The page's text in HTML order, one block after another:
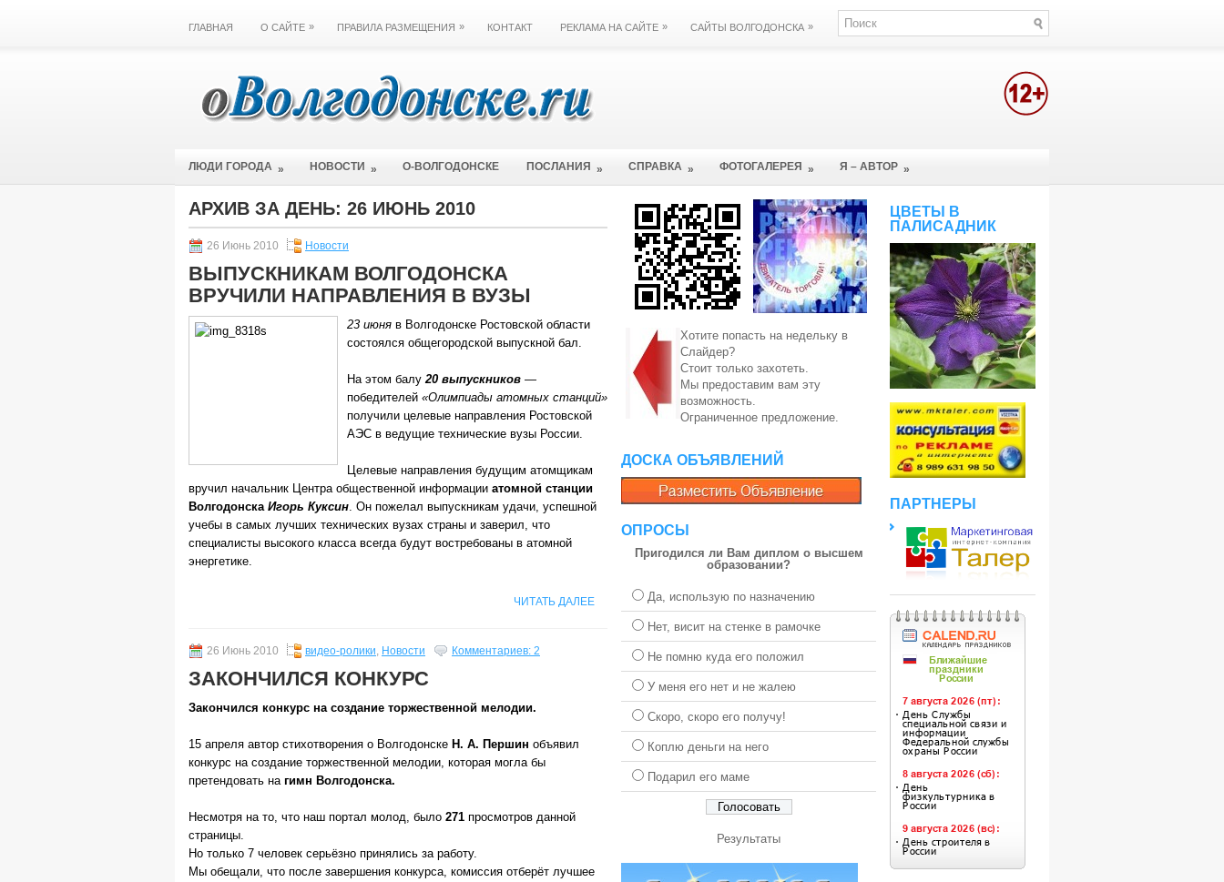
ГЛАВНАЯ О САЙТЕ » ПРАВИЛА РАЗМЕЩЕНИЯ » КОНТАКТ РЕКЛАМА НА САЙТЕ » САЙТЫ ВОЛГОДОНСКА »
ЛЮДИ ГОРОДА » НОВОСТИ » О-ВОЛГОДОНСКЕ ПОСЛАНИЯ » СПРАВКА » ФОТОГАЛЕРЕЯ » Я – АВТОР »
АРХИВ ЗА ДЕНЬ: 26 ИЮНЬ 2010
26 Июнь 2010 Новости
ВЫПУСКНИКАМ ВОЛГОДОНСКА
ВРУЧИЛИ НАПРАВЛЕНИЯ В ВУЗЫ
23 июня в Волгодонске Ростовской области
состоялся общегородской выпускной бал.
На этом балу20 выпускников —
победителей «Олимпиады атомных станций»
получили целевые направления Ростовской
АЭС в ведущие технические вузы России.
Целевые направления будущим атомщикам
вручил начальник Центра общественной информации атомной станции
Волгодонска Игорь Куксин. Он пожелал выпускникам удачи, успешной
учебы в самых лучших технических вузах страны и заверил, что
специалисты высокого класса всегда будут востребованы в атомной
энергетике.
ЧИТАТЬ ДАЛЕЕ
26 Июнь 2010 видео-ролики, Новости Комментариев: 2
ЗАКОНЧИЛСЯ КОНКУРС
Закончился конкурс на создание торжественной мелодии.
15 апреля автор стихотворения о Волгодонске Н. А. Першин объявил
конкурс на создание торжественной мелодии, которая могла бы
претендовать на гимн Волгодонска.
Несмотря на то, что наш портал молод, было 271 просмотров данной
страницы.
Но только 7 человек серьёзно принялись за работу.
Мы обещали, что после завершения конкурса, комиссия отберёт лучшее
Хотите попасть на недельку в
Слайдер?
Стоит только захотеть.
Мы предоставим вам эту
возможность.
Ограниченное предложение.
ДОСКА ОБЪЯВЛЕНИЙ
ОПРОСЫ
Пригодился ли Вам диплом о высшем
образовании?
Да, использую по назначению
Нет, висит на стенке в рамочке
Не помню куда его положил
У меня его нет и не жалею
Скоро, скоро его получу!
Коплю деньги на него
Подарил его маме
Результаты
ЦВЕТЫ В
ПАЛИСАДНИК
ПАРТНЕРЫ